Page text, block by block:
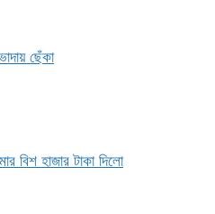
ছেঁকা
বিশ হাজার টাকা দিলো